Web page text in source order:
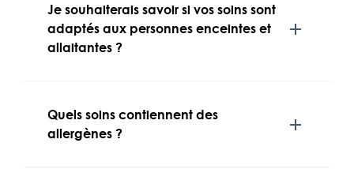
Je souhaiterais savoir si vos soins sont
adaptés aux personnes enceintes et
allaitantes ?
Quels soins contiennent des
allergènes ?